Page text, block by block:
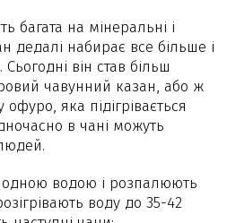
багата на мінеральні і
дедалі набирає все більше і
він став більш
чавунний казан, або ж
яка підігрівається
в чані можуть
водою і розпалюють
воду до 35-42